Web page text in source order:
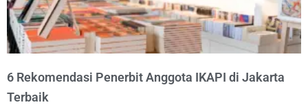
6 Rekomendasi Penerbit Anggota IKAPI di Jakarta
Terbaik